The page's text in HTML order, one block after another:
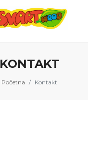
KONTAKT
Početna Kontakt